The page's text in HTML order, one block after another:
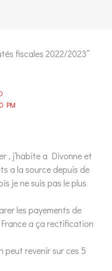
fiscales 2022/2023”
PM
, j’habite a Divonne et
a la source depuis de
je ne suis pas le plus
les payements de
France a ça rectification
peut revenir sur ces 5